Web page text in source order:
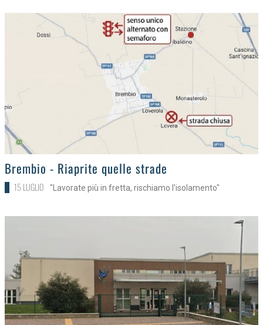
>
Brembio - Riaprite quelle strade
15 LUGLIO "Lavorate più in fretta, rischiamo l'isolamento"